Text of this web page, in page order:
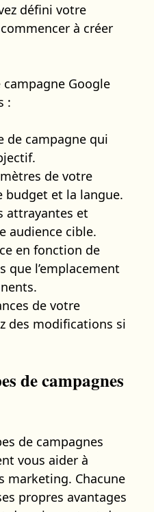
défini votre
à créer
Google
:
de campagne qui
de votre
budget et la langue.
attrayantes et
audience cible.
en fonction de
que l’emplacement
de votre
des modifications si
de campagnes
de campagnes
vous aider à
marketing. Chacune
propres avantages